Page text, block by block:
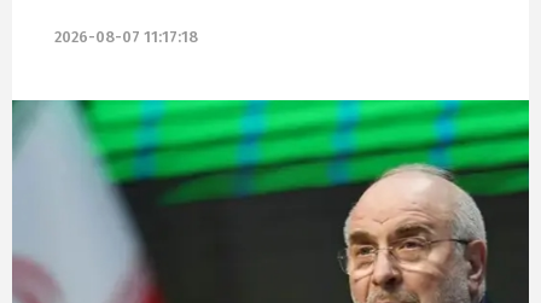
2026-08-07 11:17:18